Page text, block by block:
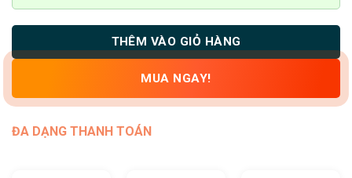
THÊM VÀO GIỎ HÀNG
MUA NGAY!
ĐA DẠNG THANH TOÁN